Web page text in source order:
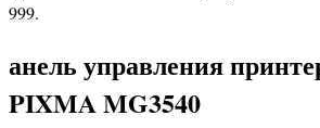
999.
анель управления
PIXMA MG3540